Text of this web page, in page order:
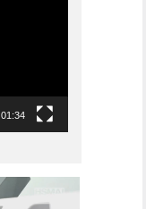
01:34